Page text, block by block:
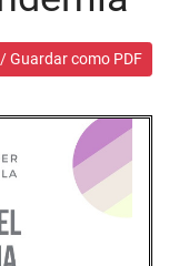
Guardar como PDF